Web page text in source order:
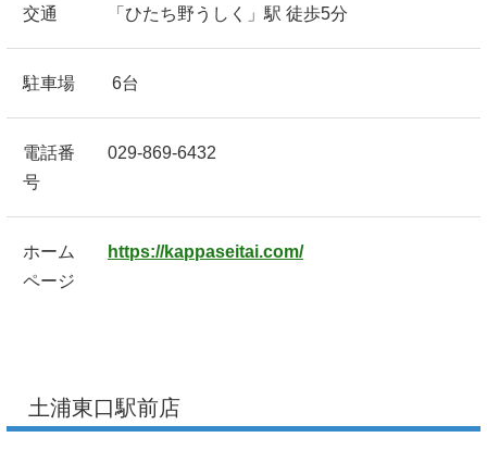
交通 「ひたち野うしく」駅 徒歩5分
駐車場 6台
電話番
号
029-869-6432
ホーム
ページ
https://kappaseitai.com/
土浦東口駅前店